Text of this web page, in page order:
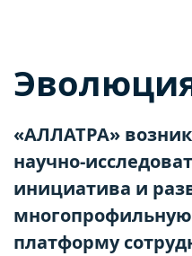
«АЛЛАТРА»
научно-
инициатива и
платформу